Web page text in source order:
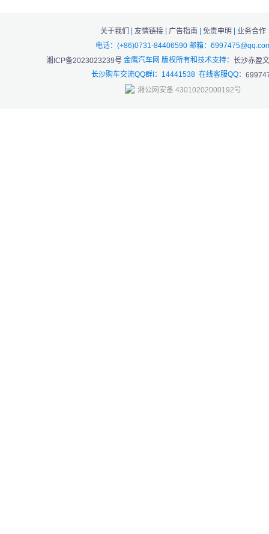
关于我们 | 友情链接 | 广告指南 | 免责申明 | 业务合作
电话：(+86)0731-84406590 邮箱：
湘ICP备2023023239号 金鹰汽车网 版权所有和技术支持： 长沙赤盈
长沙购车交流QQ群I：14441538 在线客服QQ：
湘公网安备 43010202000192号